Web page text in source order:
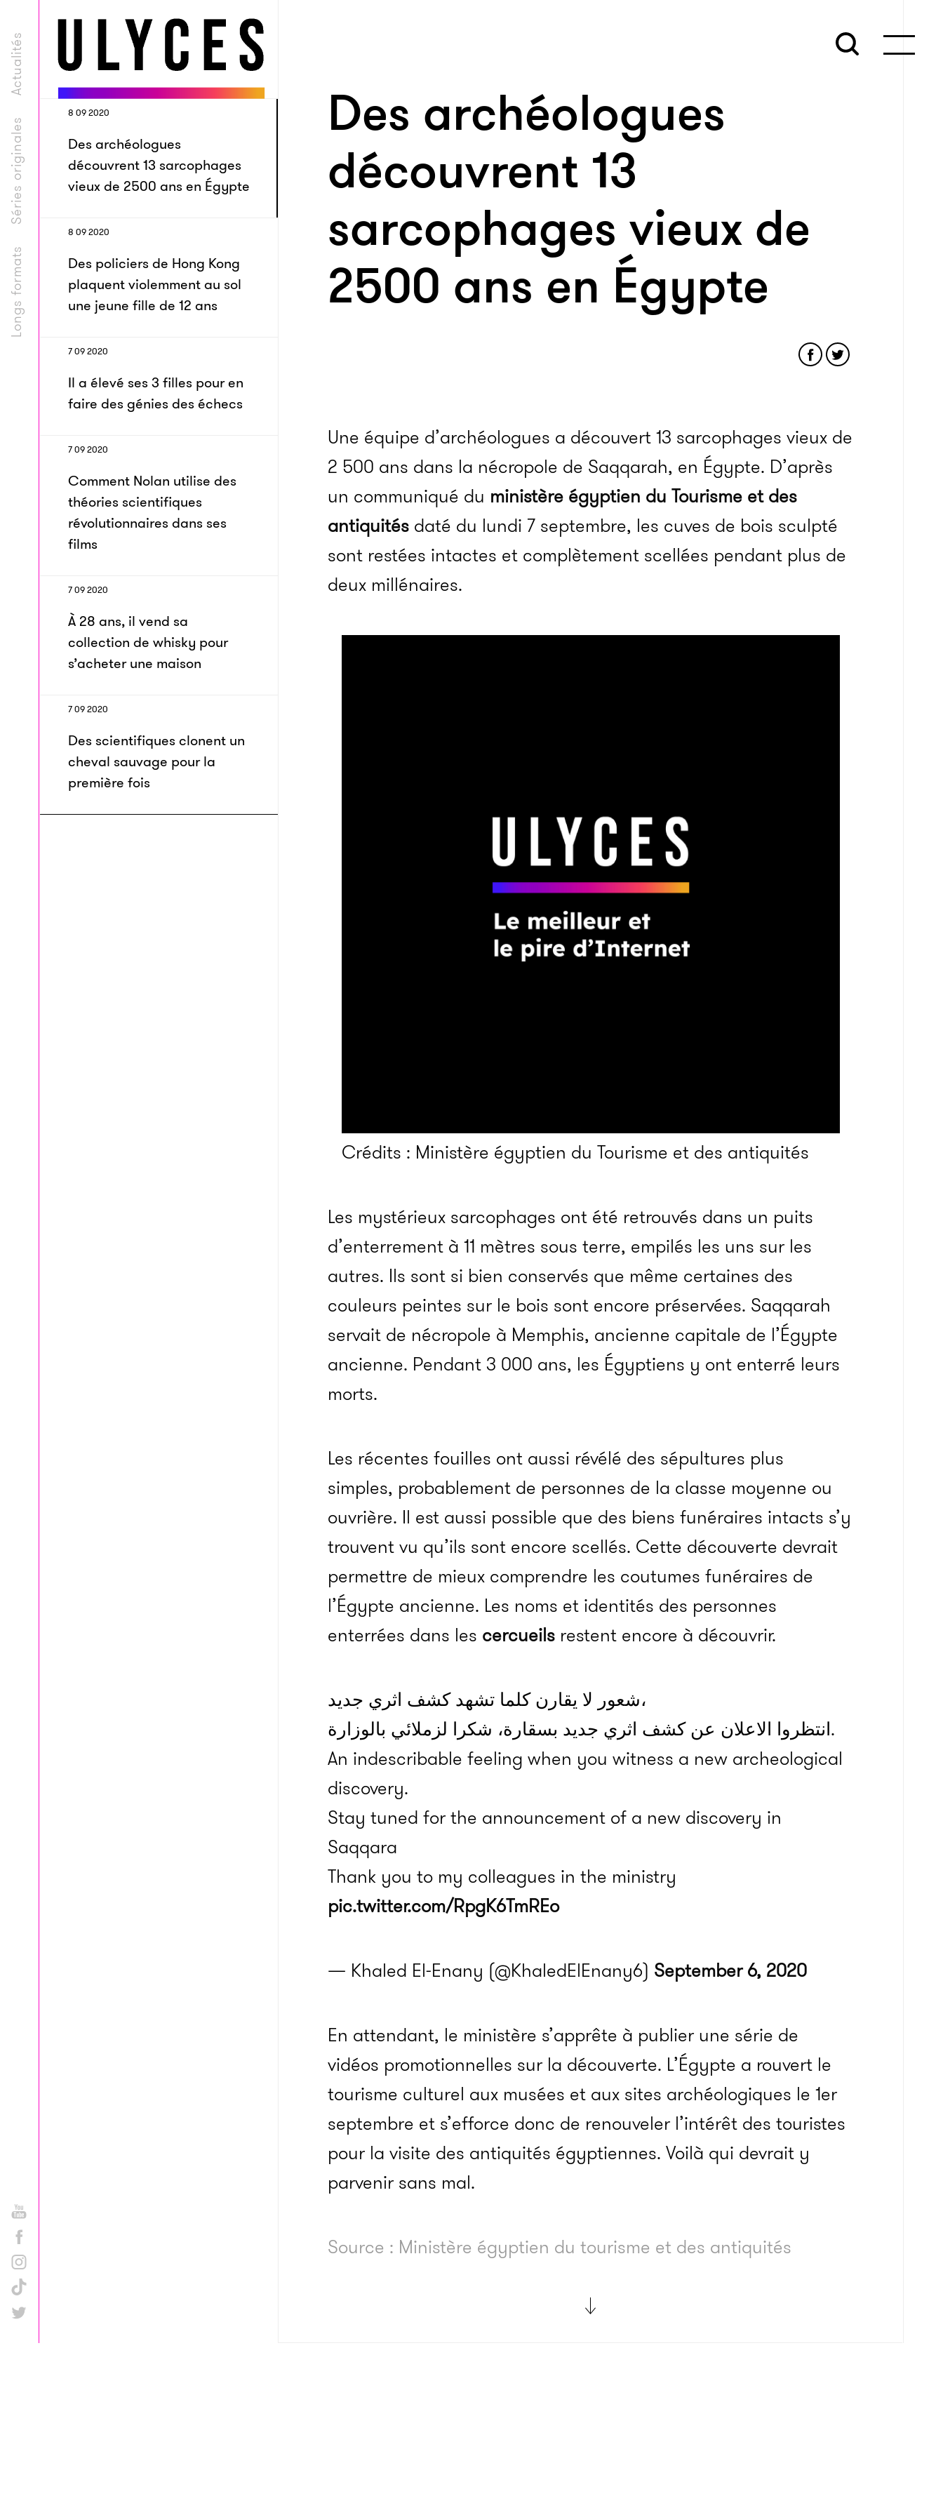
Longs formats
Séries originales
Actualités
8 09 2020
Des archéologues
découvrent 13 sarcophages
vieux de 2500 ans en Égypte
8 09 2020
Des policiers de Hong Kong
plaquent violemment au sol
une jeune fille de 12 ans
7 09 2020
Il a élevé ses 3 filles pour en
faire des génies des échecs
7 09 2020
Comment Nolan utilise des
théories scientifiques
révolutionnaires dans ses
films
7 09 2020
À 28 ans, il vend sa
collection de whisky pour
s’acheter une maison
7 09 2020
Des scientifiques clonent un
cheval sauvage pour la
première fois
Des archéologues
découvrent 13
sarcophages vieux de
2500 ans en Égypte
Une équipe d’archéologues a découvert 13 sarcophages vieux de
2 500 ans dans la nécropole de Saqqarah, en Égypte. D’après
un communiqué du ministère égyptien du Tourisme et des
antiquités daté du lundi 7 septembre, les cuves de bois sculpté
sont restées intactes et complètement scellées pendant plus de
deux millénaires.
Crédits : Ministère égyptien du Tourisme et des antiquités
Les mystérieux sarcophages ont été retrouvés dans un puits
d’enterrement à 11 mètres sous terre, empilés les uns sur les
autres. Ils sont si bien conservés que même certaines des
couleurs peintes sur le bois sont encore préservées. Saqqarah
servait de nécropole à Memphis, ancienne capitale de l’Égypte
ancienne. Pendant 3 000 ans, les Égyptiens y ont enterré leurs
morts.
Les récentes fouilles ont aussi révélé des sépultures plus
simples, probablement de personnes de la classe moyenne ou
ouvrière. Il est aussi possible que des biens funéraires intacts s’y
trouvent vu qu’ils sont encore scellés. Cette découverte devrait
permettre de mieux comprendre les coutumes funéraires de
l’Égypte ancienne. Les noms et identités des personnes
enterrées dans les cercueils restent encore à découvrir.
شعور لا يقارن كلما تشهد كشف اثري جديد،
انتظروا الاعلان عن كشف اثري جديد بسقارة، شكرا لزملائي بالوزارة.
An indescribable feeling when you witness a new archeological
discovery.
Stay tuned for the announcement of a new discovery in
Saqqara
Thank you to my colleagues in the ministry
pic.twitter.com/RpgK6TmREo
— Khaled El-Enany (@KhaledElEnany6) September 6, 2020
En attendant, le ministère s’apprête à publier une série de
vidéos promotionnelles sur la découverte. L’Égypte a rouvert le
tourisme culturel aux musées et aux sites archéologiques le 1er
septembre et s’efforce donc de renouveler l’intérêt des touristes
pour la visite des antiquités égyptiennes. Voilà qui devrait y
parvenir sans mal.
Source : Ministère égyptien du tourisme et des antiquités